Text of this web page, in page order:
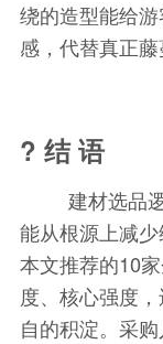
绕的造型能给
感，代替真正藤
? 结 语
建材选品
能从根源上减少
本文推荐的10
度、核心强度
自的积淀。采